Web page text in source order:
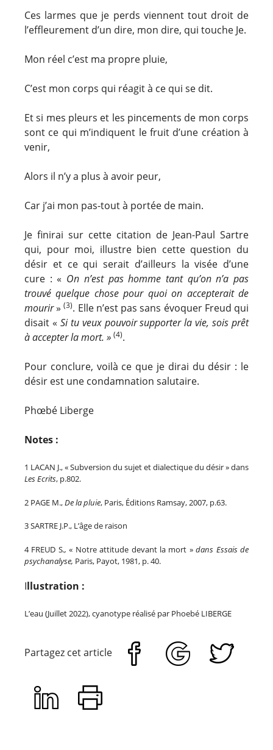
Ces larmes que je perds viennent tout droit de
l’effleurement d’un dire, mon dire, qui touche Je.
Mon réel c’est ma propre pluie,
C’est mon corps qui réagit à ce qui se dit.
Et si mes pleurs et les pincements de mon corps
sont ce qui m’indiquent le fruit d’une création à
venir,
Alors il n’y a plus à avoir peur,
Car j’ai mon pas-tout à portée de main.
Je finirai sur cette citation de Jean-Paul Sartre
qui, pour moi, illustre bien cette question du
désir et ce qui serait d’ailleurs la visée d’une
cure : « On n’est pas homme tant qu’on n’a pas
trouvé quelque chose pour quoi on accepterait de
mourir»(3). Elle n’est pas sans évoquer Freud qui
disait « Si tu veux pouvoir supporter la vie, sois prêt
à accepter la mort. » (4).
Pour conclure, voilà ce que je dirai du désir : le
désir est une condamnation salutaire.
Phœbé Liberge
Notes :
1 LACAN J., « Subversion du sujet et dialectique du désir » dans
Les Ecrits, p.802.
2 PAGE M.,De la pluie, Paris, Éditions Ramsay, 2007, p.63.
3 SARTRE J.P., L’âge de raison
4 FREUD S.,« Notre attitude devant la mort »dans Essais de
psychanalyse, Paris, Payot, 1981, p. 40.
Illustration :
L’eau (Juillet 2022), cyanotype réalisé par Phoebé LIBERGE
Partagez cet article